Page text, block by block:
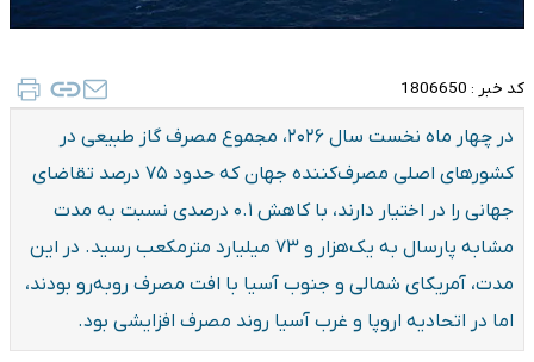
کد خبر : 1806650
در چهار ماه نخست سال ۲۰۲۶، مجموع مصرف گاز طبیعی در
کشورهای اصلی مصرف‌کننده جهان که حدود ۷۵ درصد تقاضای
جهانی را در اختیار دارند، با کاهش ۰.۱ درصدی نسبت به مدت
مشابه پارسال به یک‌هزار و ۷۳ میلیارد مترمکعب رسید. در این
مدت، آمریکای شمالی و جنوب آسیا با افت مصرف روبه‌رو بودند،
اما در اتحادیه اروپا و غرب آسیا روند مصرف افزایشی بود.